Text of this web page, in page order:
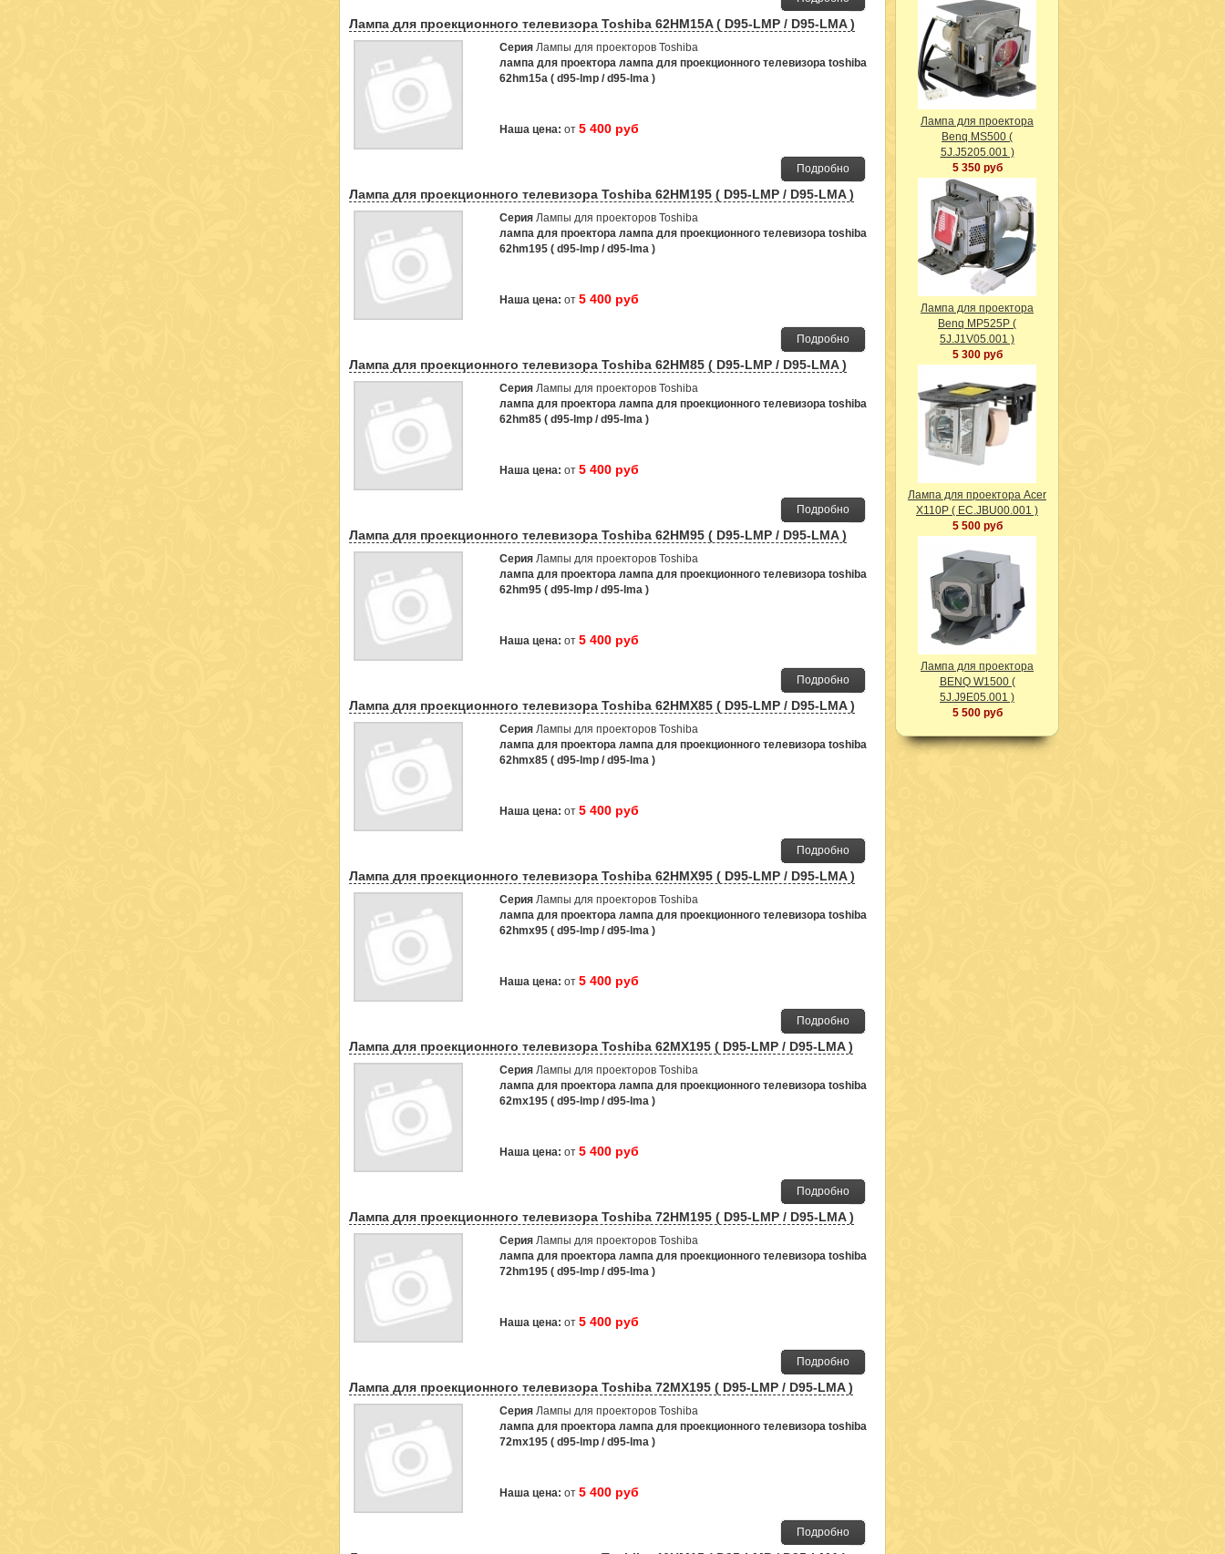
Лампа для проекционного телевизора Toshiba 62HM15A ( D95-LMP / D95-LMA )
Серия Лампы для проекторов Toshiba
лампа для проектора лампа для проекционного телевизора toshiba
62hm15a ( d95-lmp / d95-lma )
Наша цена: от 5 400 руб
Подробно
Лампа для проекционного телевизора Toshiba 62HM195 ( D95-LMP / D95-LMA )
Серия Лампы для проекторов Toshiba
лампа для проектора лампа для проекционного телевизора toshiba
62hm195 ( d95-lmp / d95-lma )
Наша цена: от 5 400 руб
Подробно
Лампа для проекционного телевизора Toshiba 62HM85 ( D95-LMP / D95-LMA )
Серия Лампы для проекторов Toshiba
лампа для проектора лампа для проекционного телевизора toshiba
62hm85 ( d95-lmp / d95-lma )
Наша цена: от 5 400 руб
Подробно
Лампа для проекционного телевизора Toshiba 62HM95 ( D95-LMP / D95-LMA )
Серия Лампы для проекторов Toshiba
лампа для проектора лампа для проекционного телевизора toshiba
62hm95 ( d95-lmp / d95-lma )
Наша цена: от 5 400 руб
Подробно
Лампа для проекционного телевизора Toshiba 62HMX85 ( D95-LMP / D95-LMA )
Серия Лампы для проекторов Toshiba
лампа для проектора лампа для проекционного телевизора toshiba
62hmx85 ( d95-lmp / d95-lma )
Наша цена: от 5 400 руб
Подробно
Лампа для проекционного телевизора Toshiba 62HMX95 ( D95-LMP / D95-LMA )
Серия Лампы для проекторов Toshiba
лампа для проектора лампа для проекционного телевизора toshiba
62hmx95 ( d95-lmp / d95-lma )
Наша цена: от 5 400 руб
Подробно
Лампа для проекционного телевизора Toshiba 62MX195 ( D95-LMP / D95-LMA )
Серия Лампы для проекторов Toshiba
лампа для проектора лампа для проекционного телевизора toshiba
62mx195 ( d95-lmp / d95-lma )
Наша цена: от 5 400 руб
Подробно
Лампа для проекционного телевизора Toshiba 72HM195 ( D95-LMP / D95-LMA )
Серия Лампы для проекторов Toshiba
лампа для проектора лампа для проекционного телевизора toshiba
72hm195 ( d95-lmp / d95-lma )
Наша цена: от 5 400 руб
Подробно
Лампа для проекционного телевизора Toshiba 72MX195 ( D95-LMP / D95-LMA )
Серия Лампы для проекторов Toshiba
лампа для проектора лампа для проекционного телевизора toshiba
72mx195 ( d95-lmp / d95-lma )
Наша цена: от 5 400 руб
Подробно
Лампа для проектора
Benq MS500 (
5J.J5205.001 )
5 350 руб
Лампа для проектора
Benq MP525P (
5J.J1V05.001 )
5 300 руб
Лампа для проектора Acer
X110P ( EC.JBU00.001 )
5 500 руб
Лампа для проектора
BENQ W1500 (
5J.J9E05.001 )
5 500 руб